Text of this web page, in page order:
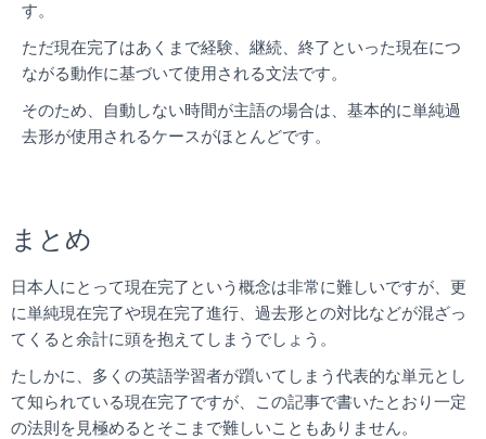
す。
ただ現在完了はあくまで経験、継続、終了といった現在につ
ながる動作に基づいて使用される文法です。
そのため、自動しない時間が主語の場合は、基本的に単純過
去形が使用されるケースがほとんどです。
まとめ
日本人にとって現在完了という概念は非常に難しいですが、更
に単純現在完了や現在完了進行、過去形との対比などが混ざっ
てくると余計に頭を抱えてしまうでしょう。
たしかに、多くの英語学習者が躓いてしまう代表的な単元とし
て知られている現在完了ですが、この記事で書いたとおり一定
の法則を見極めるとそこまで難しいこともありません。